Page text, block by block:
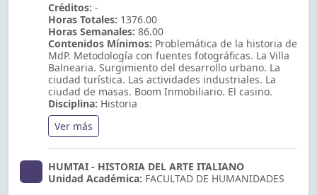
Créditos: -
Horas Totales: 1376.00
Horas Semanales: 86.00
Contenidos Mínimos: Problemática de la historia de
MdP. Metodología con fuentes fotográficas. La Villa
Balnearia. Surgimiento del desarrollo urbano. La
ciudad turística. Las actividades industriales. La
ciudad de masas. Boom Inmobiliario. El casino.
Disciplina: Historia
Ver más
HUMTAI - HISTORIA DEL ARTE ITALIANO
Unidad Académica: FACULTAD DE HUMANIDADES